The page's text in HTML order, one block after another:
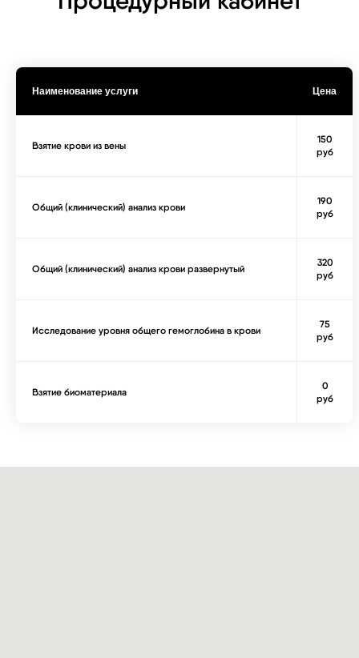
Наименование услуги Цена
Взятие крови из вены
150
руб
Общий (клинический) анализ крови
190
руб
Общий (клинический) анализ крови развернутый
320
руб
Исследование уровня общего гемоглобина в крови
75
руб
Взятие биоматериала
0
руб